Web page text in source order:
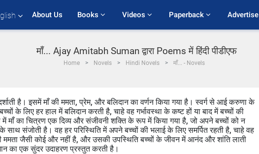
About Us Books Videos Paperback Advertise
माँ... Ajay Amitabh Suman द्वारा Poems में हिंदी पीडीएफ
Home Novels Hindi Novels माँ... - Novels
है। इसमें माँ की ममता, प्रेम, और बलिदान का वर्णन किया गया है। स्वर्ग से आई करुणा के
के लिए हर हाल में बलिदान करती है, चाहे वह गर्भावस्था के कष्ट हों या बाद में बच्चों की
माँ का चित्रण एक दिव्य और संजीवनी शक्ति के रूप में किया गया है, जो अपने बच्चों को न
संजोती है। वह हर परिस्थिति में अपने बच्चों की भलाई के लिए समर्पित रहती है, चाहे वह
ममता जैसी कोई और नहीं है, और उसकी उपस्थिति बच्चों के जीवन में आनंद और शांति लाती
का एक सुंदर उदाहरण प्रस्तुत करती है।